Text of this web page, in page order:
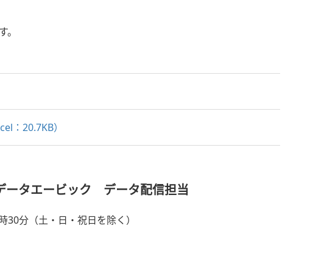
：20.7KB）
ータエービック データ配信担当
30分（土・日・祝日を除く）